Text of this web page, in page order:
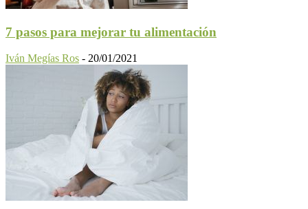
7 pasos para mejorar tu alimentación
Iván Megías Ros - 20/01/2021